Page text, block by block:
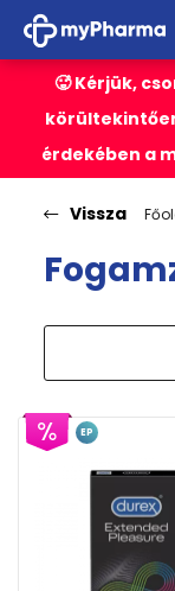
🥵 Kérjük,
érdekében a
Vissza
EP